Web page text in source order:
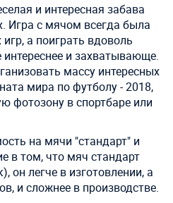
и интересная забава
Игра с мячом всегда была
а поиграть вдоволь
и захватывающе.
массу интересных
мира по футболу - 2018,
фотозону в спортбаре или
на мячи "стандарт" и
в том, что мяч стандарт
он легче в изготовлении, а
и сложнее в производстве.